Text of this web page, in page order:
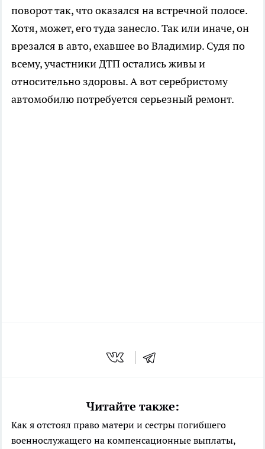
поворот так, что оказался на встречной полосе.
Хотя, может, его туда занесло. Так или иначе, он
врезался в авто, ехавшее во Владимир. Судя по
всему, участники ДТП остались живы и
относительно здоровы. А вот серебристому
автомобилю потребуется серьезный ремонт.
Читайте также:
Как я отстоял право матери и сестры погибшего
военнослужащего на компенсационные выплаты,